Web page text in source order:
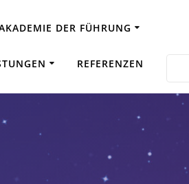
DER FÜHRUNG
REFERENZEN